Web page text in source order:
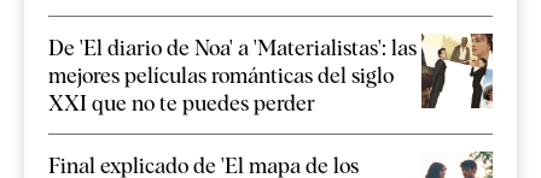
De 'El diario de Noa' a 'Materialistas': las
mejores películas románticas del siglo
XXI que no te puedes perder
Final explicado de 'El mapa de los